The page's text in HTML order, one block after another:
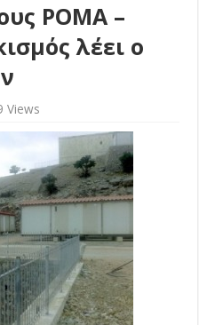
ΡΟΜΑ –
λέει ο
Views